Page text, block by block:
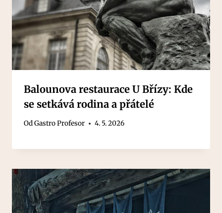
Balounova restaurace U Břízy: Kde
se setkává rodina a přátelé
OdGastro Profesor 4. 5. 2026